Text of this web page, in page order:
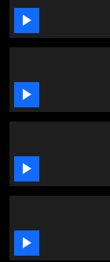
minute,
seconds



